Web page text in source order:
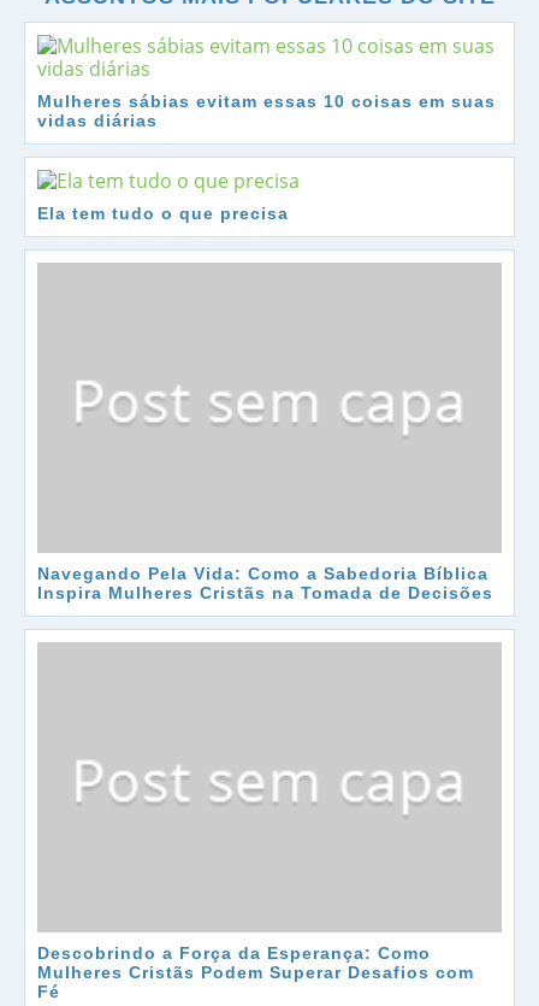
Mulheres sábias evitam essas 10 coisas em suas
vidas diárias
Ela tem tudo o que precisa
Navegando Pela Vida: Como a Sabedoria Bíblica
Inspira Mulheres Cristãs na Tomada de Decisões
Descobrindo a Força da Esperança: Como
Mulheres Cristãs Podem Superar Desafios com
Fé